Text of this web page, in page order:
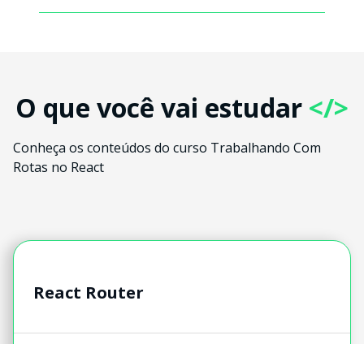
O que você vai estudar </>
Conheça os conteúdos do curso Trabalhando Com
Rotas no React
React Router